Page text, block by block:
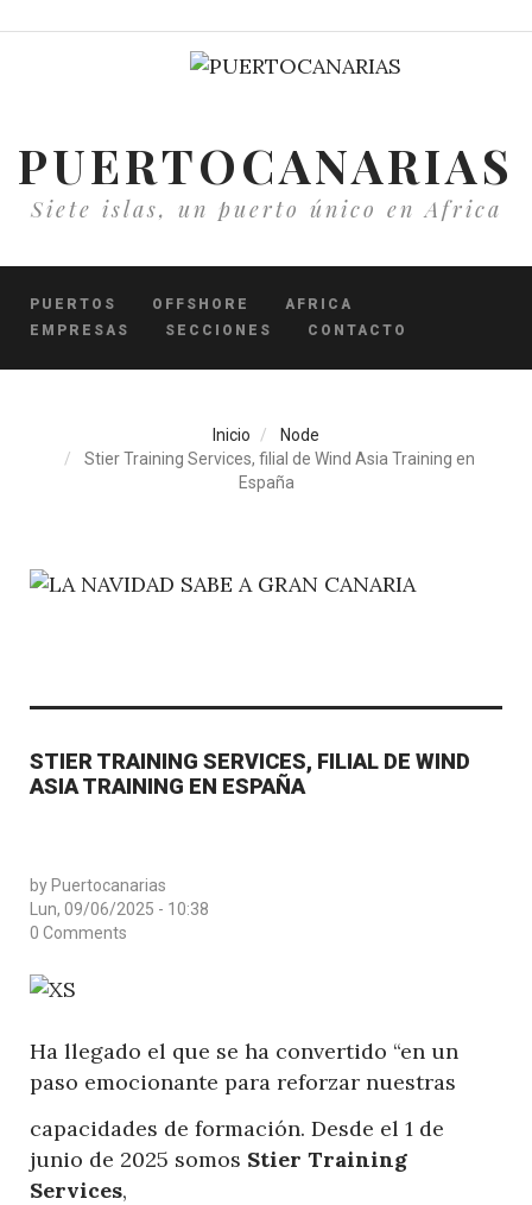
PUERTOCANARIAS
Siete islas, un puerto único en Africa
PUERTOS OFFSHORE
AFRICA
EMPRESAS
SECCIONES CONTACTO
Inicio
Node
Stier Training Services, filial de Wind Asia Training en
España
STIER TRAINING SERVICES, FILIAL DE WIND
ASIA TRAINING EN ESPAÑA
by Puertocanarias
Lun, 09/06/2025 - 10:38
0 Comments
Ha llegado el que se ha convertido “en un
paso emocionante para reforzar nuestras
capacidades de formación. Desde el 1 de
junio de 2025 somos Stier Training
Services,